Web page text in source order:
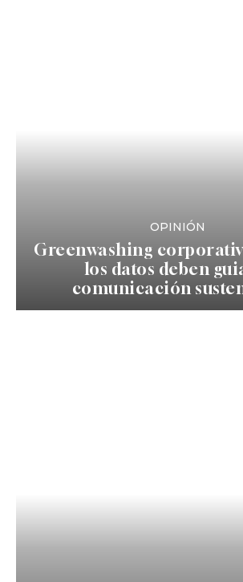
OPINIÓN
Greenwashing
los datos deben
comunicación